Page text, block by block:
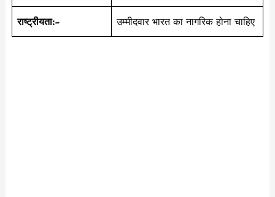
राष्ट्रीयता:- उम्मीदवार भारत का नागरिक होना चाहिए